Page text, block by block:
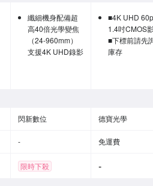
貨)纖細機身配備超
高40倍光學變焦
（24-960mm）
支援4K UHD錄影
■4K UHD
1.4吋CMOS
■下標前請先
庫存
閃新數位 德寶光學
- 免運費
限時下殺 -